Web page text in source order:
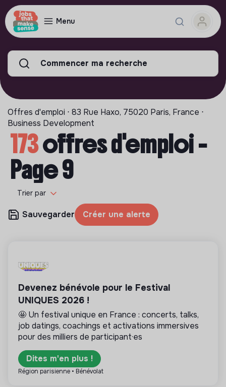
Menu
Commencer ma recherche
Offres d'emploi ⋅ 83 Rue Haxo, 75020 Paris, France ⋅
Business Development
173offres d'emploi -
Page 9
Trier par
Sauvegarder Créer une alerte
Devenez bénévole pour le Festival
UNIQUES 2026 !
🤩 Un festival unique en France : concerts, talks,
job datings, coachings et activations immersives
pour des milliers de participant·es
Dites m'en plus !
Région parisienne • Bénévolat